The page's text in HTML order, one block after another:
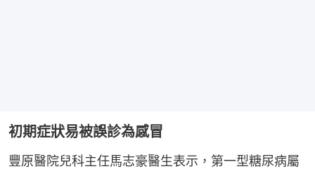
初期症狀易被誤診為感冒
豐原醫院兒科主任馬志豪醫生表示，第一型糖尿病屬